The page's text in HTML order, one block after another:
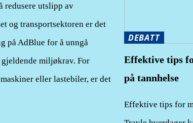
redusere utslipp av
og transportsektoren er det
på AdBlue for å unngå
miljøkrav. For
eller lastebiler, er det
DEBATT
Effektive tips
på tannhelse
Effektive tips for